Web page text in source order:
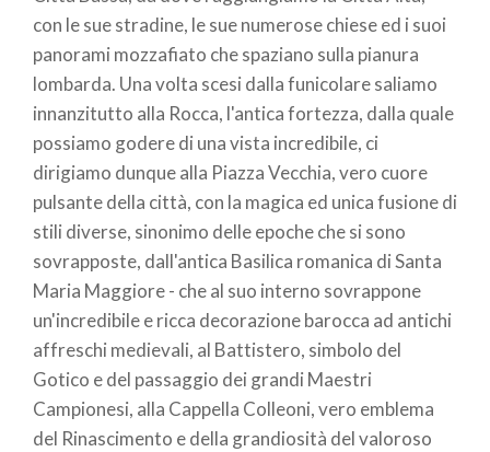
con le sue stradine, le sue numerose chiese ed i suoi
panorami mozzafiato che spaziano sulla pianura
lombarda. Una volta scesi dalla funicolare saliamo
innanzitutto alla Rocca, l'antica fortezza, dalla quale
possiamo godere di una vista incredibile, ci
dirigiamo dunque alla Piazza Vecchia, vero cuore
pulsante della città, con la magica ed unica fusione di
stili diverse, sinonimo delle epoche che si sono
sovrapposte, dall'antica Basilica romanica di Santa
Maria Maggiore - che al suo interno sovrappone
un'incredibile e ricca decorazione barocca ad antichi
affreschi medievali, al Battistero, simbolo del
Gotico e del passaggio dei grandi Maestri
Campionesi, alla Cappella Colleoni, vero emblema
del Rinascimento e della grandiosità del valoroso